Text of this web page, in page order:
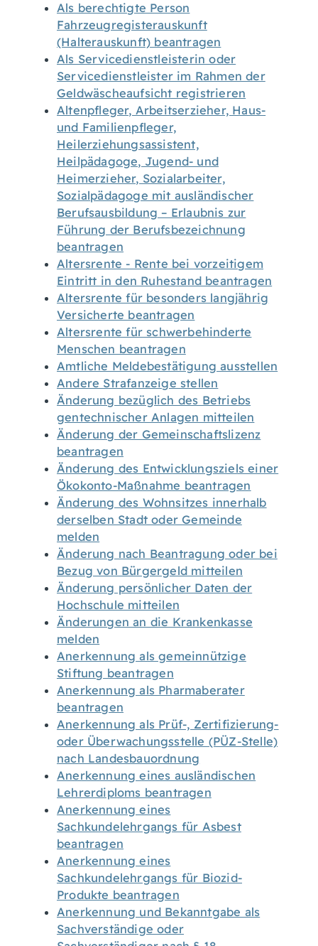
Als berechtigte Person
Fahrzeugregisterauskunft
(Halterauskunft) beantragen
Als Servicedienstleisterin oder
Servicedienstleister im Rahmen der
Geldwäscheaufsicht registrieren
Altenpfleger, Arbeitserzieher, Haus-
und Familienpfleger,
Heilerziehungsassistent,
Heilpädagoge, Jugend- und
Heimerzieher, Sozialarbeiter,
Sozialpädagoge mit ausländischer
Berufsausbildung – Erlaubnis zur
Führung der Berufsbezeichnung
beantragen
Altersrente - Rente bei vorzeitigem
Eintritt in den Ruhestand beantragen
Altersrente für besonders langjährig
Versicherte beantragen
Altersrente für schwerbehinderte
Menschen beantragen
Amtliche Meldebestätigung ausstellen
Andere Strafanzeige stellen
Änderung bezüglich des Betriebs
gentechnischer Anlagen mitteilen
Änderung der Gemeinschaftslizenz
beantragen
Änderung des Entwicklungsziels einer
Ökokonto-Maßnahme beantragen
Änderung des Wohnsitzes innerhalb
derselben Stadt oder Gemeinde
melden
Änderung nach Beantragung oder bei
Bezug von Bürgergeld mitteilen
Änderung persönlicher Daten der
Hochschule mitteilen
Änderungen an die Krankenkasse
melden
Anerkennung als gemeinnützige
Stiftung beantragen
Anerkennung als Pharmaberater
beantragen
Anerkennung als Prüf-, Zertifizierung-
oder Überwachungsstelle (PÜZ-Stelle)
nach Landesbauordnung
Anerkennung eines ausländischen
Lehrerdiploms beantragen
Anerkennung eines
Sachkundelehrgangs für Asbest
beantragen
Anerkennung eines
Sachkundelehrgangs für Biozid-
Produkte beantragen
Anerkennung und Bekanntgabe als
Sachverständige oder